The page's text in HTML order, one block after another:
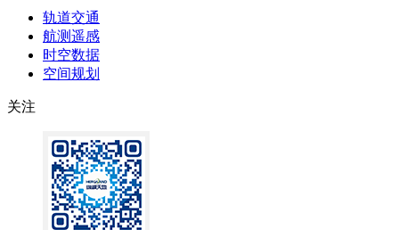
轨道交通
航测遥感
时空数据
空间规划
关注